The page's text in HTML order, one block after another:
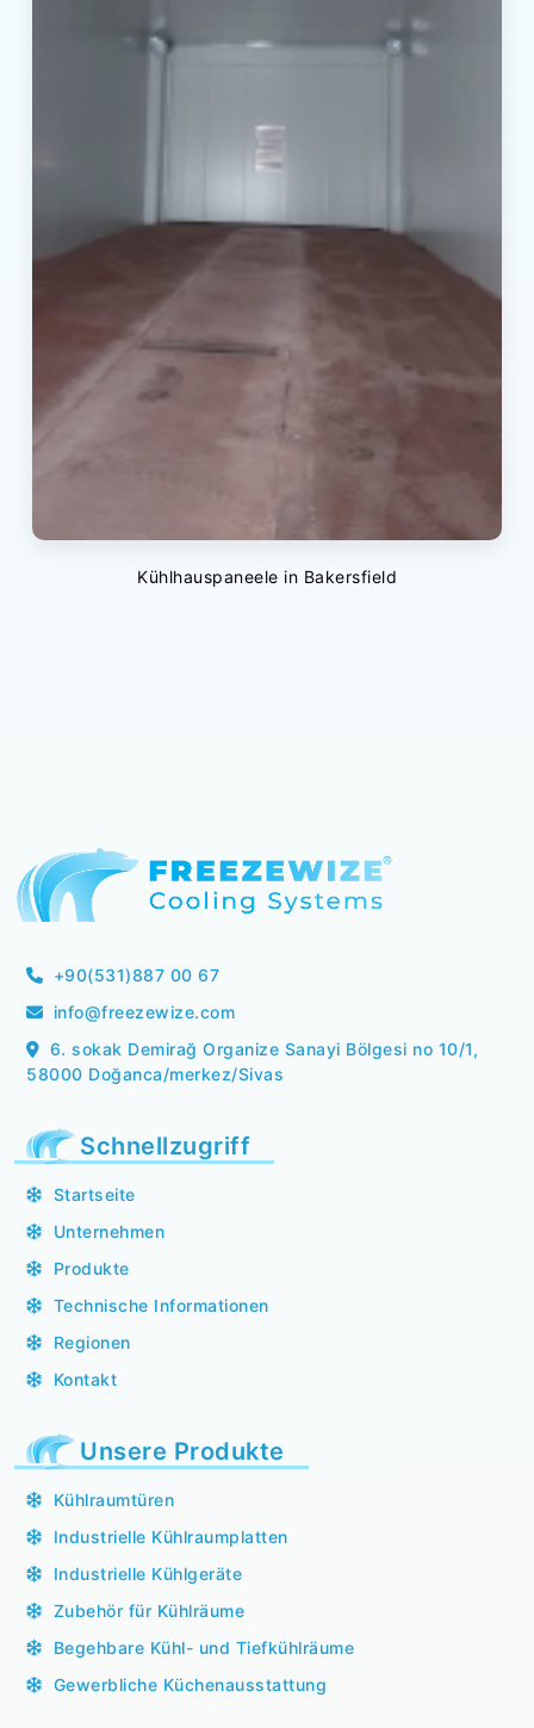
Kühlhauspaneele in Bakersfield
+90(531)887 00 67
info@freezewize.com
6. sokak Demirağ Organize Sanayi Bölgesi no 10/1,
58000 Doğanca/merkez/Sivas
Schnellzugriff
Startseite
Unternehmen
Produkte
Technische Informationen
Regionen
Kontakt
Unsere Produkte
Kühlraumtüren
Industrielle Kühlraumplatten
Industrielle Kühlgeräte
Zubehör für Kühlräume
Begehbare Kühl- und Tiefkühlräume
Gewerbliche Küchenausstattung